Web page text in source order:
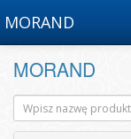
MORAND
MORAND